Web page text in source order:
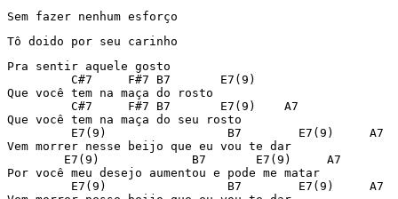
Sem fazer nenhum esforço
Tô doido por seu carinho
Pra sentir aquele gosto
         C#7     F#7 B7       E7(9)
Que você tem na maça do rosto
         C#7     F#7 B7       E7(9)    A7
Que você tem na maça do seu rosto
         E7(9)                 B7        E7(9)     A7
Vem morrer nesse beijo que eu vou te dar
        E7(9)             B7       E7(9)     A7
Por você meu desejo aumentou e pode me matar
         E7(9)                 B7        E7(9)     A7